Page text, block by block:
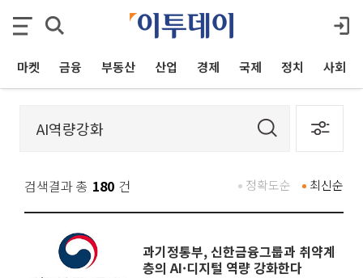
마켓 금융 부동산 산업 경제 국제 정치 사회
검색결과 총 180 건 최신순
정확도순
과기정통부, 신한금융그룹과 취약계
층의 AI·디지털 역량 강화한다